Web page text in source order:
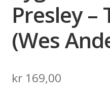
Presley –
(Wes
kr169,00